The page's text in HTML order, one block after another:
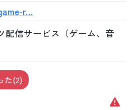
r…
配信サービス（ゲーム、音
た(2)